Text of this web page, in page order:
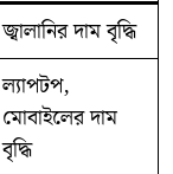
জ্বালানির দাম বৃদ্ধি
ল্যাপটপ,
মোবাইলের দাম
বৃদ্ধি